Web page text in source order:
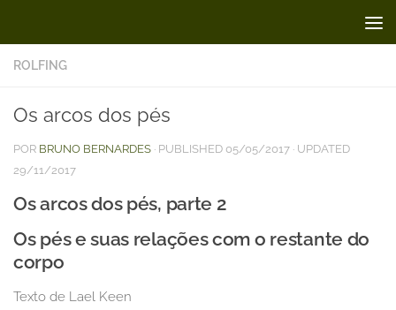
ROLFING
Os arcos dos pés
POR BRUNO BERNARDES · PUBLISHED 05/05/2017 · UPDATED
29/11/2017
Os arcos dos pés, parte 2
Os pés e suas relações com o restante do
corpo
Texto de Lael Keen